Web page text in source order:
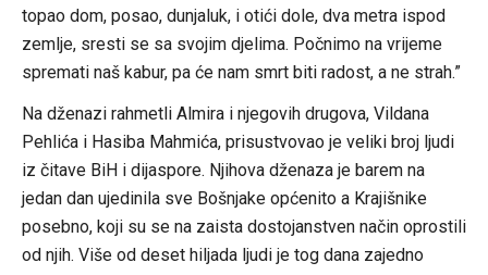
topao dom, posao, dunjaluk, i otići dole, dva metra ispod
zemlje, sresti se sa svojim djelima. Počnimo na vrijeme
spremati naš kabur, pa će nam smrt biti radost, a ne strah.”
Na dženazi rahmetli Almira i njegovih drugova, Vildana
Pehlića i Hasiba Mahmića, prisustvovao je veliki broj ljudi
iz čitave BiH i dijaspore. Njihova dženaza je barem na
jedan dan ujedinila sve Bošnjake općenito a Krajišnike
posebno, koji su se na zaista dostojanstven način oprostili
od njih. Više od deset hiljada ljudi je tog dana zajedno